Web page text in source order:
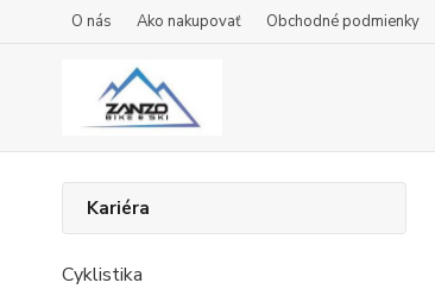
O nás Ako nakupovať Obchodné podmienky
Kariéra
Cyklistika